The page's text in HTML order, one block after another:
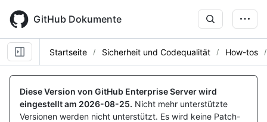
main
content
GitHub Dokumente
Startseite Sicherheit und Codequalität How-tos
Diese Version von GitHub Enterprise Server wird
eingestellt am 2026-08-25. Nicht mehr unterstützte
Versionen werden nicht unterstützt. Es wird keine Patch-